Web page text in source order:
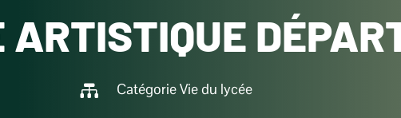
ARTISTIQUE
 CatégorieVie du lycée